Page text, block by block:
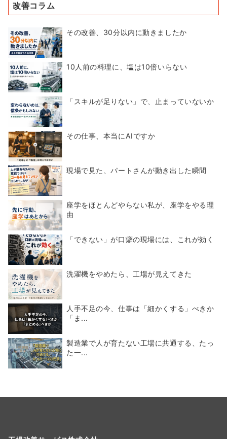
改善コラム
その改善、30分以内に動きましたか
10人前の料理に、塩は10倍いらない
「スキルが足りない」で、止まっていないか
その仕事、本当にAIですか
現場で見た、パートさんが動き出した瞬間
座学をほとんどやらない私が、座学をやる理
由
「できない」が口癖の現場には、これが効く
洗濯機をやめたら、工場が見えてきた
人手不足の今、仕事は「細かくする」べきか
「ま...
製造業で人が育たない工場に共通する、たっ
た一...